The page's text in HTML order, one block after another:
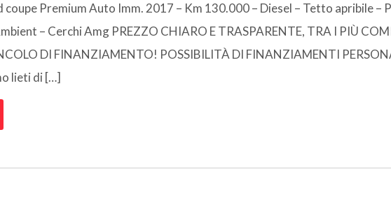
coupe Premium Auto Imm. 2017 – Km 130.000 – Diesel – Tetto apribile –
– Cerchi Amg PREZZO CHIARO E TRASPARENTE, TRA I PIÙ
DI FINANZIAMENTO! POSSIBILITÀ DI FINANZIAMENTI
lieti di […]